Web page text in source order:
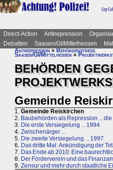
Direct-Action Antirepression
Debatten
Saasen/GI/Mittelhessen
Antirepression»Behördenstress
Saasen/GI/Mittelhessen »
BEHÖRDEN
Gemeinde
1. Gemeinde Reiskirchen
2. Baubehörden als Repression ...
3. Die erste Versiegelung ... 1994
4. Zwischenärger ...
5. Die zweite Versiegelung ... 1997
6. Das dritte Mal: Ankündigung der
7. Das Ende ab 2010: Eine
8. Der Förderverein und das
9. Zensur und mehr durch staatliche